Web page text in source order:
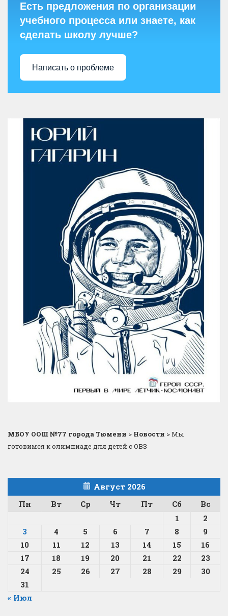
Есть предложения по организации
учебного процесса или знаете, как
сделать школу лучше?
Написать о проблеме
МБОУ ООШ №77 города Тюмени > Новости >Мы
готовимся к олимпиаде для детей с ОВЗ
Август 2026
Пн
Вт Ср Чт Пт Сб
Вс
1
2
3
4 5 6 7 8
9
10
11 12 13 14 15
16
17
18 19 20 21 22
23
24
25 26 27 28 29
30
31
« Июл